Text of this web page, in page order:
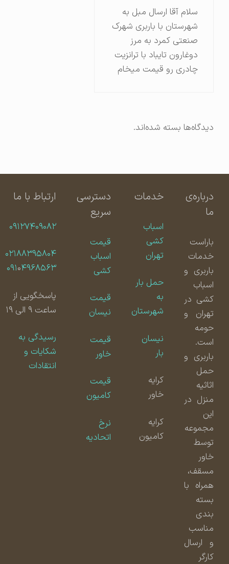
سلام آقا ارسال مبل به
شهرستان با باربری شهرک
صنعتی کمرد به مرز
دوغارون تایباد با ترانزیت
چادری رو قیمت میخام
دیدگاه‌ها بسته شده‌اند.
درباره‌ی
باراست
خدمات
باربری و
اسباب
کشی در
تهران و
حومه
است.
باربری و
حمل
اثاثیه
منزل در
مجموعه
توسط
مسقف،
همراه با
بسته
بندی
مناسب
و ارسال
خدمات
اسباب
کشی
تهران
حمل بار
شهرستان
نیسان
کامیون
دسترسی
سریع
قیمت
اسباب
کشی
قیمت
نیسان
قیمت
قیمت
کامیون
اتحادیه
ارتباط با ما
۰۹۱۲۷۴۰۹۰۸۲
۰۲۱۸۸۳۹۵۸۰۴
۰۹۱۰۴۹۶۸۵۶۳
پاسخگویی از
ساعت ۹ الی ۱۹
رسیدگی به
شکایات و
انتقادات